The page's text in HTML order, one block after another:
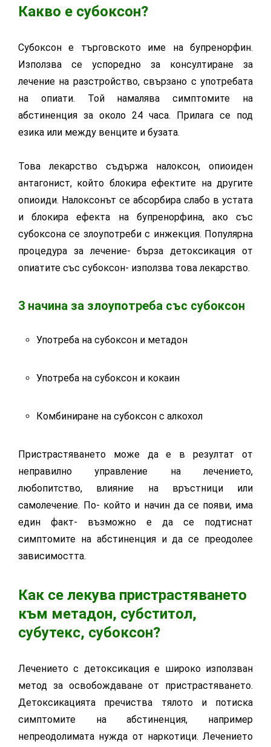
Какво е субоксон?
Субоксон е търговското име на бупренорфин.
Използва се успоредно за консултиране за
лечение на разстройство, свързано с употребата
на опиати. Той намалява симптомите на
абстиненция за около 24 часа. Прилага се под
езика или между венците и бузата.
Това лекарство съдържа налоксон, опиоиден
антагонист, който блокира ефектите на другите
опиоиди. Налоксонът се абсорбира слабо в устата
и блокира ефекта на бупренорфина, ако със
субоксона се злоупотреби с инжекция. Популярна
процедура за лечение- бърза детоксикация от
опиатите със субоксон- използва това лекарство.
3 начина за злоупотреба със субоксон
Употреба на субоксон и метадон
Употреба на субоксон и кокаин
Комбиниране на субоксон с алкохол
Пристрастяването може да е в резултат от
неправилно управление на лечението,
любопитство, влияние на връстници или
самолечение. По- който и начин да се появи, има
един факт- възможно е да се подтиснат
симптомите на абстиненция и да се преодолее
зависимостта.
Как се лекува пристрастяването
към метадон, субститол,
субутекс, субоксон?
Лечението с детоксикация е широко използван
метод за освобождаване от пристрастяването.
Детоксикацията пречиства тялото и потиска
симптомите на абстиненция, например
непреодолимата нужда от наркотици. Лечението